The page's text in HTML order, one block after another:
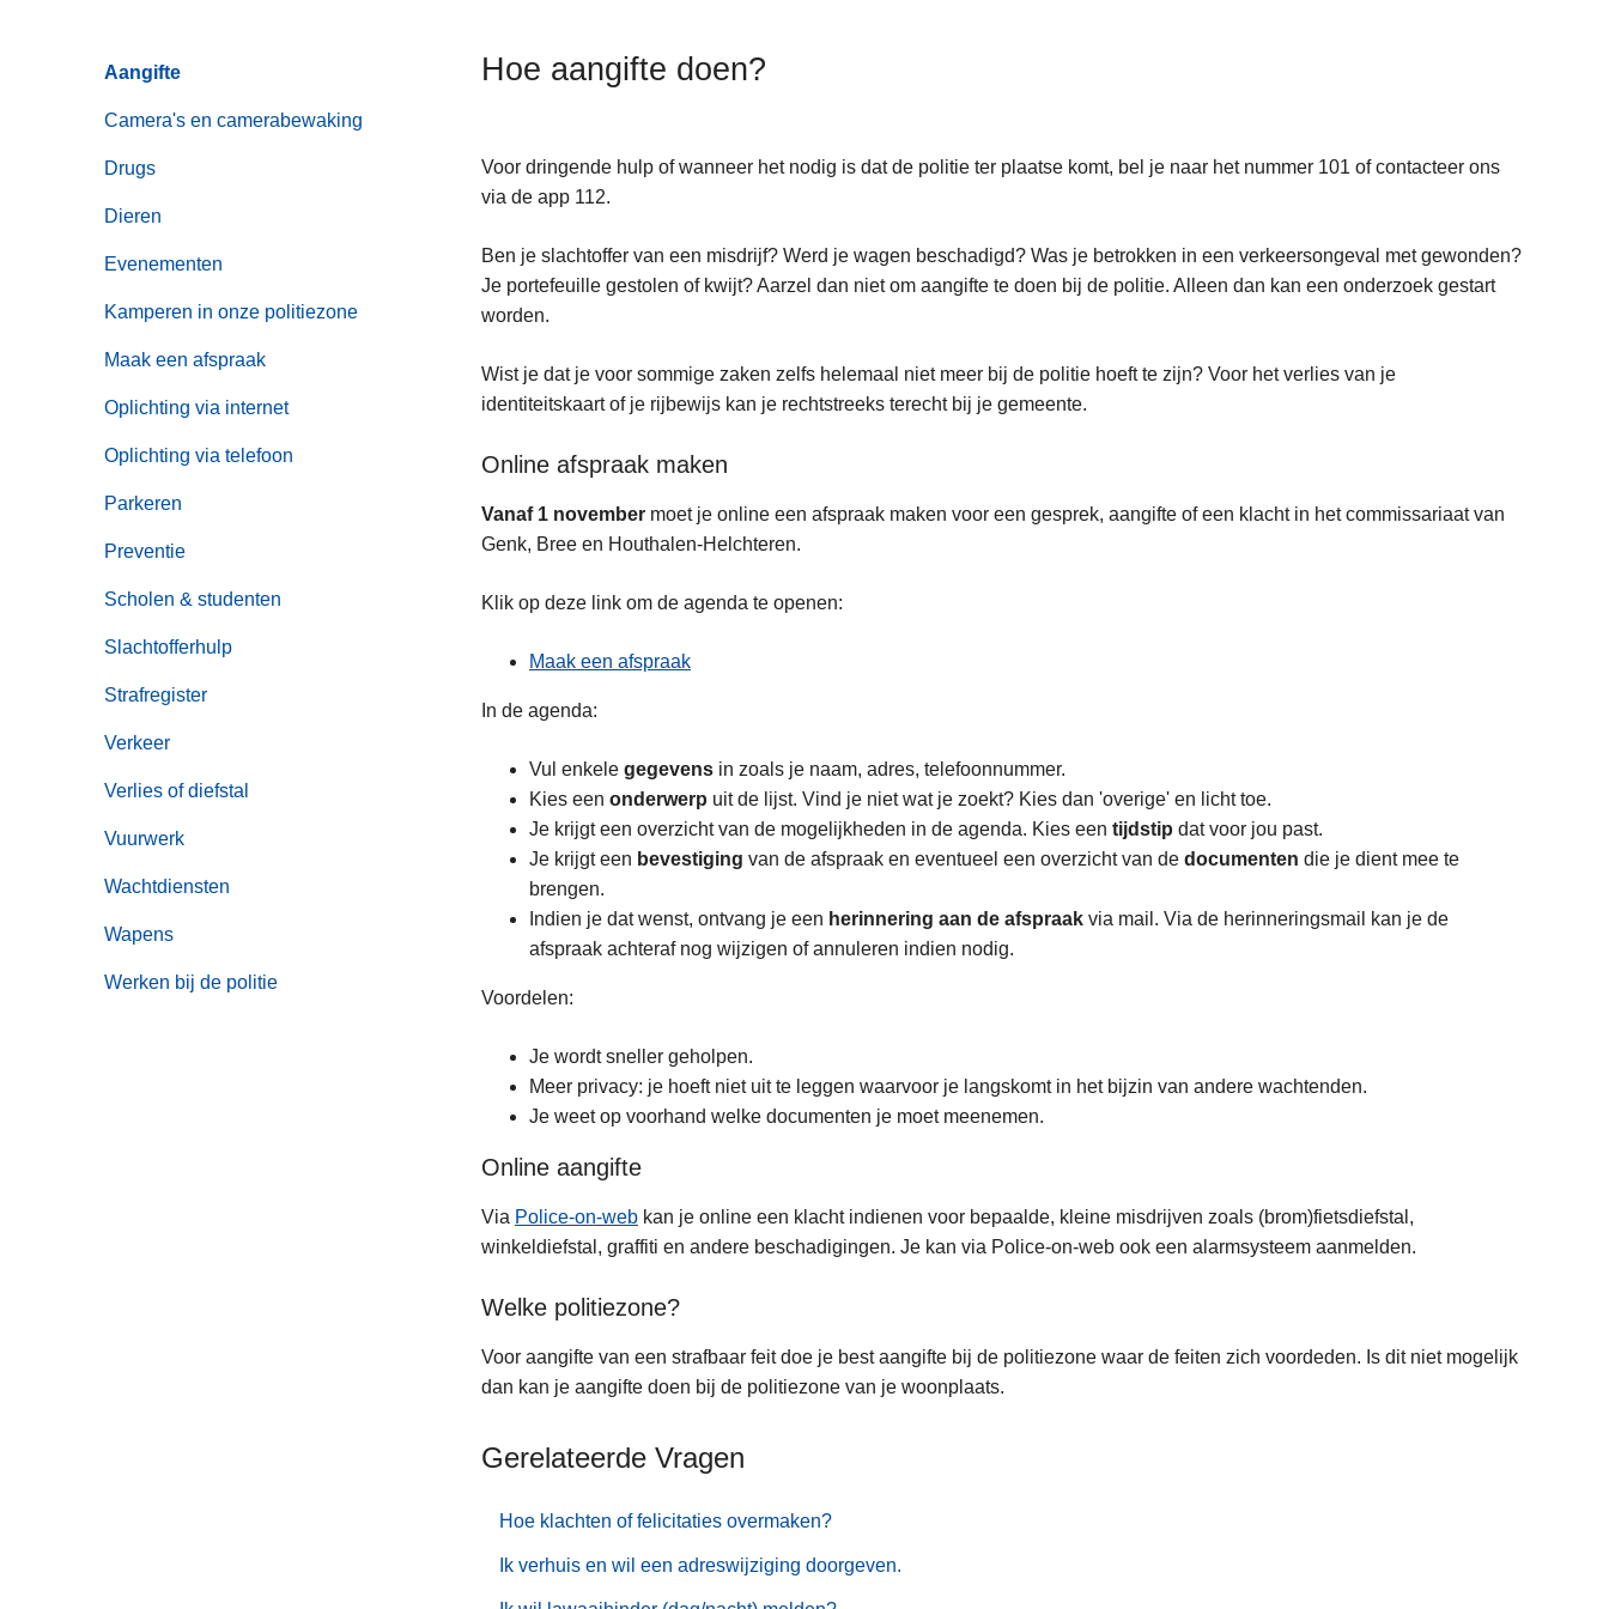
Aangifte
Camera's en camerabewaking
Drugs
Dieren
Evenementen
Kamperen in onze politiezone
Maak een afspraak
Oplichting via internet
Oplichting via telefoon
Parkeren
Preventie
Scholen & studenten
Slachtofferhulp
Strafregister
Verkeer
Verlies of diefstal
Vuurwerk
Wachtdiensten
Wapens
Werken bij de politie
Hoe aangifte doen?
Voor dringende hulp of wanneer het nodig is dat de politie ter plaatse komt, bel je naar het nummer 101 of contacteer ons
via de app 112.
Ben je slachtoffer van een misdrijf? Werd je wagen beschadigd? Was je betrokken in een verkeersongeval met gewonden?
Je portefeuille gestolen of kwijt? Aarzel dan niet om aangifte te doen bij de politie. Alleen dan kan een onderzoek gestart
worden.
Wist je dat je voor sommige zaken zelfs helemaal niet meer bij de politie hoeft te zijn? Voor het verlies van je
identiteitskaart of je rijbewijs kan je rechtstreeks terecht bij je gemeente.
Online afspraak maken
Vanaf 1 november moet je online een afspraak maken voor een gesprek, aangifte of een klacht in het commissariaat van
Genk, Bree en Houthalen-Helchteren.
Klik op deze link om de agenda te openen:
Maak een afspraak
In de agenda:
Vul enkele gegevens in zoals je naam, adres, telefoonnummer.
Kies een onderwerp uit de lijst. Vind je niet wat je zoekt? Kies dan 'overige' en licht toe.
Je krijgt een overzicht van de mogelijkheden in de agenda. Kies een tijdstip dat voor jou past.
Je krijgt een bevestiging van de afspraak en eventueel een overzicht van de documenten die je dient mee te
brengen.
Indien je dat wenst, ontvang je een herinnering aan de afspraak via mail. Via de herinneringsmail kan je de
afspraak achteraf nog wijzigen of annuleren indien nodig.
Voordelen:
Je wordt sneller geholpen.
Meer privacy: je hoeft niet uit te leggen waarvoor je langskomt in het bijzin van andere wachtenden.
Je weet op voorhand welke documenten je moet meenemen.
Online aangifte
Via Police-on-web kan je online een klacht indienen voor bepaalde, kleine misdrijven zoals (brom)fietsdiefstal,
winkeldiefstal, graffiti en andere beschadigingen. Je kan via Police-on-web ook een alarmsysteem aanmelden.
Welke politiezone?
Voor aangifte van een strafbaar feit doe je best aangifte bij de politiezone waar de feiten zich voordeden. Is dit niet mogelijk
dan kan je aangifte doen bij de politiezone van je woonplaats.
Gerelateerde Vragen
Hoe klachten of felicitaties overmaken?
Ik verhuis en wil een adreswijziging doorgeven.